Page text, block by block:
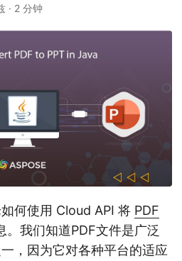
· 2 分钟
何使用 Cloud API 将 PDF
。我们知道PDF文件是广泛
，因为它对各种平台的适应